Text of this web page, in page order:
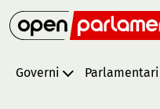
Governi Parlamentari